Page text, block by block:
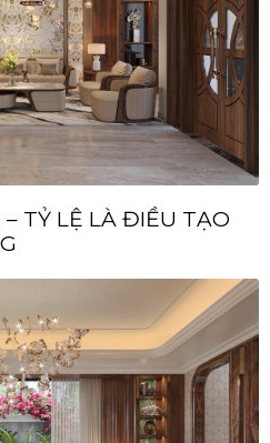
TỶ LỆ LÀ ĐIỀU TẠO